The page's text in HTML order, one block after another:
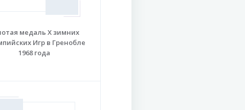
медаль X зимних
Игр в Гренобле
1968 года